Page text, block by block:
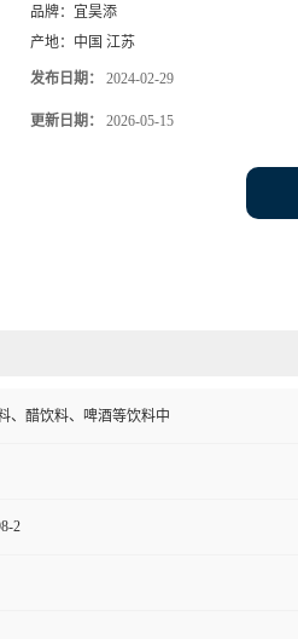
品牌： 宜昊添
产地： 中国 江苏
发布日期： 2024-02-29
更新日期： 2026-05-15
、醋饮料、啤酒等饮料中
2